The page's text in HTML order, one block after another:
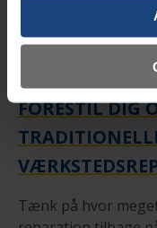
FORESTIL DIG
Tænk på hvor